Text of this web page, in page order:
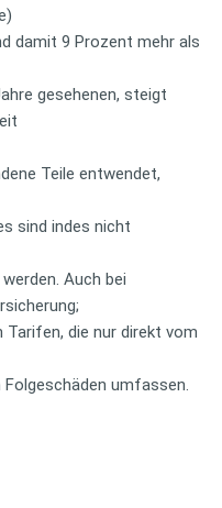
damit 9 Prozent mehr als
gesehenen, steigt
Teile entwendet,
sind indes nicht
Auch bei
die nur direkt vom
Folgeschäden umfassen.